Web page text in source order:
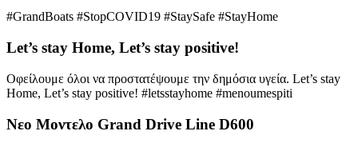
#GrandBoats #StopCOVID19 #StaySafe #StayHome
Let’s stay Home, Let’s stay positive!
Οφείλουμε όλοι να προστατέψουμε την δημόσια υγεία. Let’s stay
Home, Let’s stay positive! #letsstayhome #menoumespiti
Νεο Μοντελο Grand Drive Line D600